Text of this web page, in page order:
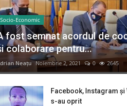
Socio-Economic
fost semnat acordul de
colaborare pentru...
Neațu Noiembrie 2, 2021 0 2645
Facebook, Instagram și
s-au oprit